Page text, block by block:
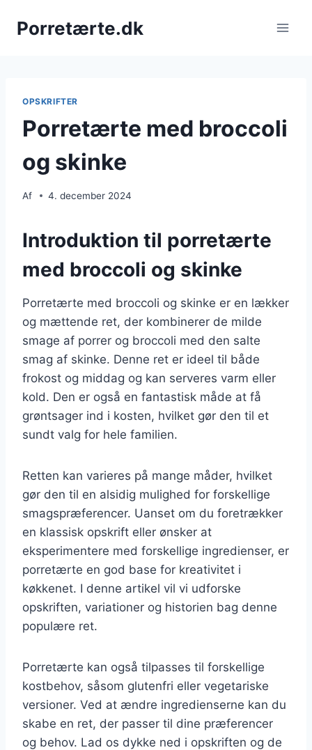
Porretærte.dk
OPSKRIFTER
Porretærte med broccoli
og skinke
Af 4. december 2024
Introduktion til porretærte
med broccoli og skinke
Porretærte med broccoli og skinke er en lækker
og mættende ret, der kombinerer de milde
smage af porrer og broccoli med den salte
smag af skinke. Denne ret er ideel til både
frokost og middag og kan serveres varm eller
kold. Den er også en fantastisk måde at få
grøntsager ind i kosten, hvilket gør den til et
sundt valg for hele familien.
Retten kan varieres på mange måder, hvilket
gør den til en alsidig mulighed for forskellige
smagspræferencer. Uanset om du foretrækker
en klassisk opskrift eller ønsker at
eksperimentere med forskellige ingredienser, er
porretærte en god base for kreativitet i
køkkenet. I denne artikel vil vi udforske
opskriften, variationer og historien bag denne
populære ret.
Porretærte kan også tilpasses til forskellige
kostbehov, såsom glutenfri eller vegetariske
versioner. Ved at ændre ingredienserne kan du
skabe en ret, der passer til dine præferencer
og behov. Lad os dykke ned i opskriften og de